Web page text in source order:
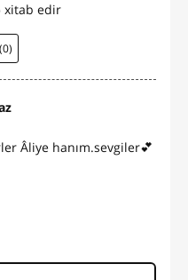
xitab edir
Âliye hanım.sevgiler💕